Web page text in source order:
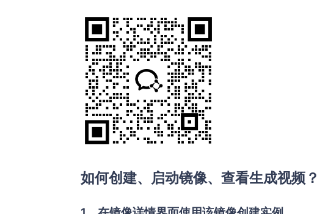
如何创建、启动镜像、查看生成视频？